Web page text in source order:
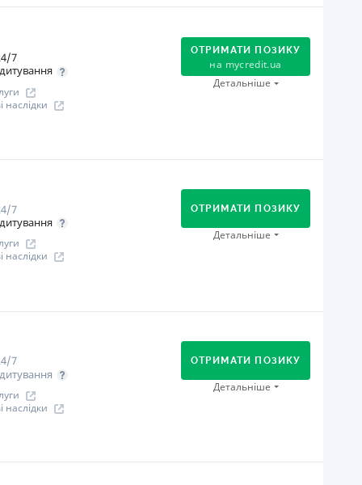
Онлайн (через сайт або інтернет-банкінг)
НБУ
НБУ № 195
інформація про кредит
7
ОТРИМАТИ ПОЗИКУ
на mycredit.ua
Детальніше
Через відділення банків-партнерів
Через термінали самообслуговування
В касах і терміналах відділень
Через термінали Приватбанку
7
ОТРИМАТИ ПОЗИКУ
Детальніше
Оплата на розрахунковий рахунок
Онлайн (через сайт або інтернет-банкінг)
НБУ
НБУ №96
7
ОТРИМАТИ ПОЗИКУ
Детальніше